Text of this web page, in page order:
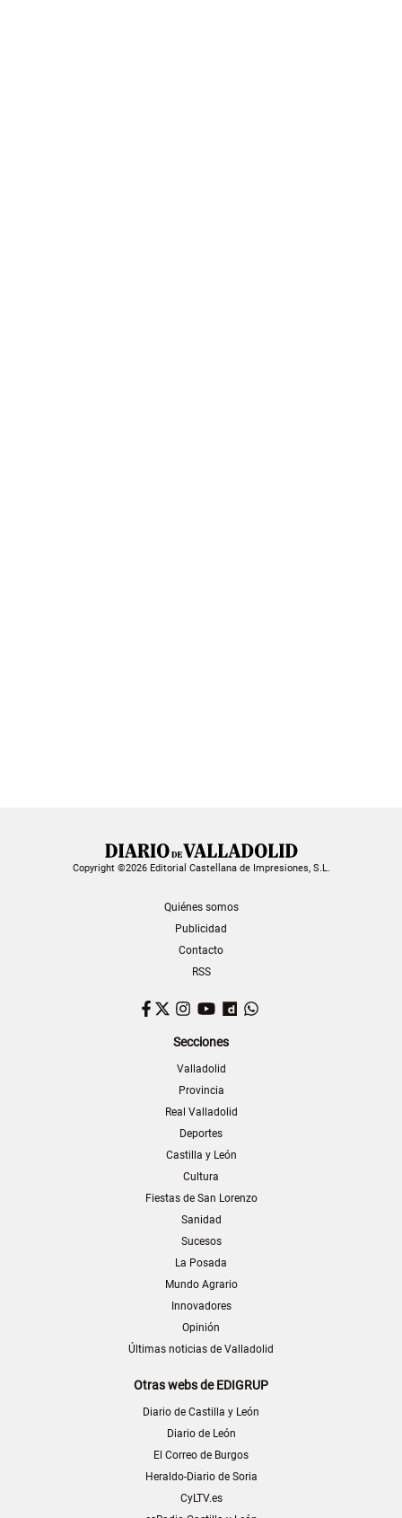
Copyright ©2026 Editorial Castellana de Impresiones, S.L.
Quiénes somos
Publicidad
Contacto
RSS
Facebook
TwitterInstagram
YouTubeDailymotion
Secciones
Valladolid
Provincia
Real Valladolid
Deportes
Castilla y León
Cultura
Fiestas de San Lorenzo
Sanidad
Sucesos
La Posada
Mundo Agrario
Innovadores
Opinión
Últimas noticias de Valladolid
Otras webs de EDIGRUP
Diario de Castilla y León
Diario de León
El Correo de Burgos
Heraldo-Diario de Soria
CyLTV.es